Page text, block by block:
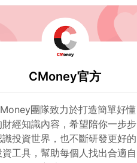
CMoney官方
團隊致力於打造簡單好懂
財經知識內容，希望陪你一步步
識投資世界，也不斷研發更好的
資工具，幫助每個人找出合適自